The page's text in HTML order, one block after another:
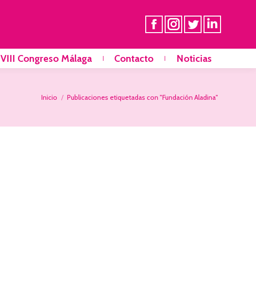
VIII Congreso Málaga Contacto Noticias
Estás aquí:
Inicio Publicaciones etiquetadas con "Fundación Aladina"